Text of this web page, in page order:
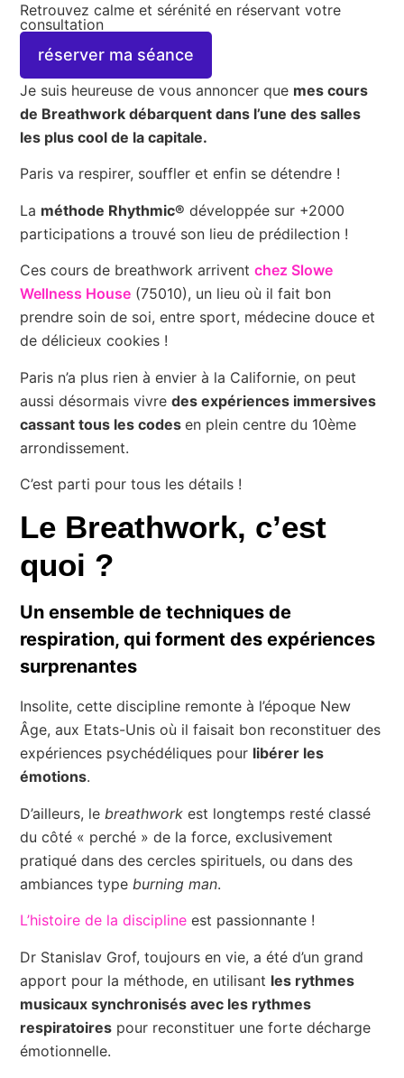
Retrouvez calme et sérénité en réservant votre
consultation
réserver ma séance
Je suis heureuse de vous annoncer que mes cours
de Breathwork débarquent dans l’une des salles
les plus cool de la capitale.
Paris va respirer, souffler et enfin se détendre !
La méthode Rhythmic® développée sur +2000
participations a trouvé son lieu de prédilection !
Ces cours de breathwork arriventchez Slowe
Wellness House (75010), un lieu où il fait bon
prendre soin de soi, entre sport, médecine douce et
de délicieux cookies !
Paris n’a plus rien à envier à la Californie, on peut
aussi désormais vivredes expériences immersives
cassant tous les codesen plein centre du 10ème
arrondissement.
C’est parti pour tous les détails !
Le Breathwork, c’est
quoi ?
Un ensemble de techniques de
respiration, qui forment des expériences
surprenantes
Insolite, cette discipline remonte à l’époque New
Âge, aux Etats-Unis où il faisait bon reconstituer des
expériences psychédéliques pour libérer les
émotions.
D’ailleurs, le breathworkest longtemps resté classé
du côté « perché » de la force, exclusivement
pratiqué dans des cercles spirituels, ou dans des
ambiances type burning man.
L’histoire de la discipline est passionnante !
Dr Stanislav Grof, toujours en vie, a été d’un grand
apport pour la méthode, en utilisant les rythmes
musicaux synchronisés avec les rythmes
respiratoires pour reconstituer une forte décharge
émotionnelle.